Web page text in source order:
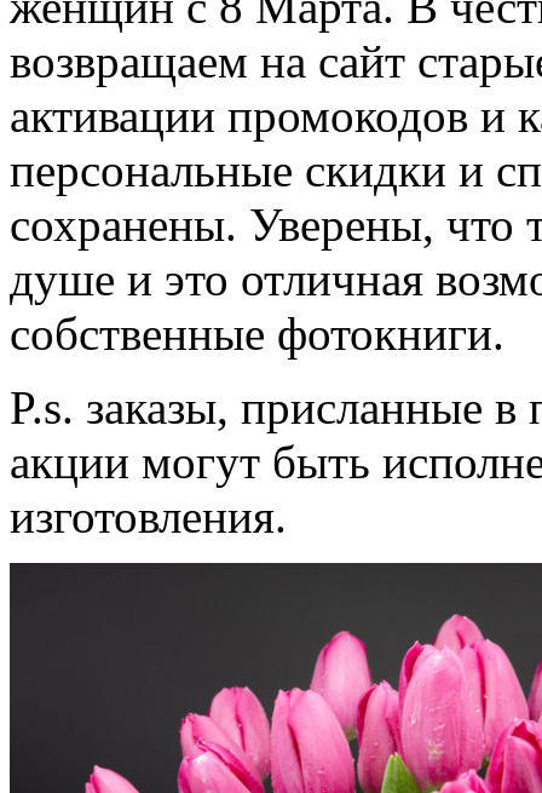
возвращаем на сайт
активации промокодов и
персональные скидки и
сохранены. Уверены, что
душе и это отличная
собственные фотокниги.
P.s. заказы, присланные
акции могут быть
изготовления.